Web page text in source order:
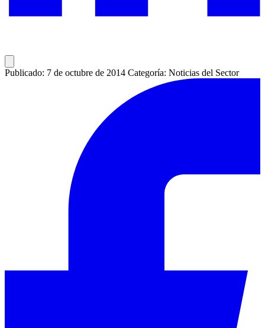
Publicado: 7 de octubre de 2014 Categoría: Noticias del Sector